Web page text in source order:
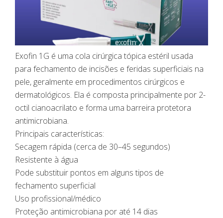
Exofin 1G é uma cola cirúrgica tópica estéril usada
para fechamento de incisões e feridas superficiais na
pele, geralmente em procedimentos cirúrgicos e
dermatológicos. Ela é composta principalmente por 2-
octil cianoacrilato e forma uma barreira protetora
antimicrobiana.
Principais características:
Secagem rápida (cerca de 30–45 segundos)
Resistente à água
Pode substituir pontos em alguns tipos de
fechamento superficial
Uso profissional/médico
Proteção antimicrobiana por até 14 dias